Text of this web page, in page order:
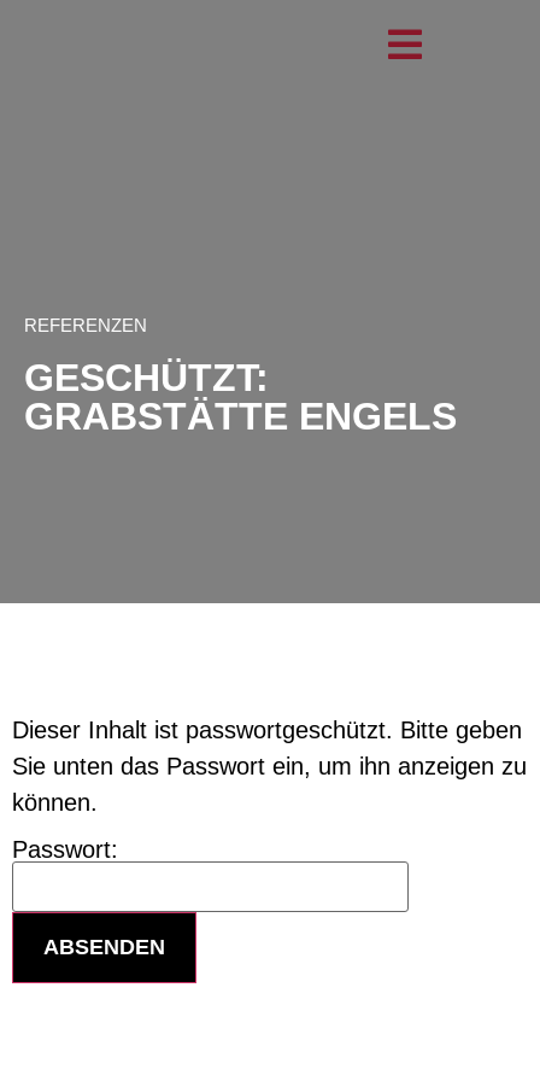
REFERENZEN
GESCHÜTZT:
GRABSTÄTTE ENGELS
Dieser Inhalt ist passwortgeschützt. Bitte geben
Sie unten das Passwort ein, um ihn anzeigen zu
können.
Passwort: